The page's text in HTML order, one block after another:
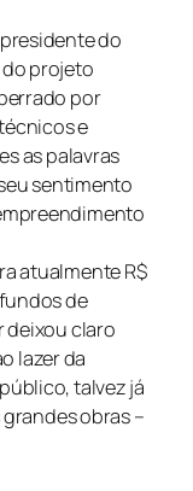
do
do projeto
por
e
as palavras
sentimento
atualmente R$
de
deixou claro
lazer da
talvez já
grandes obras –